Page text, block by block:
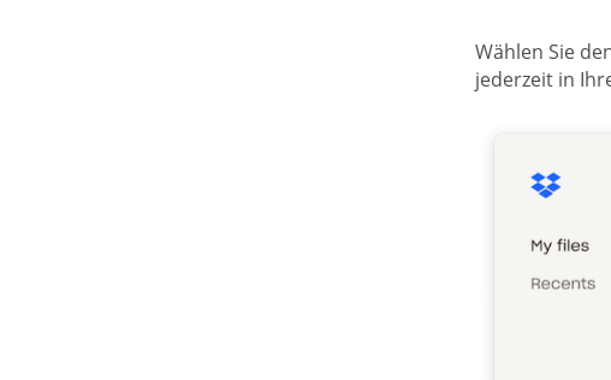
Wählen Sie
jederzeit in